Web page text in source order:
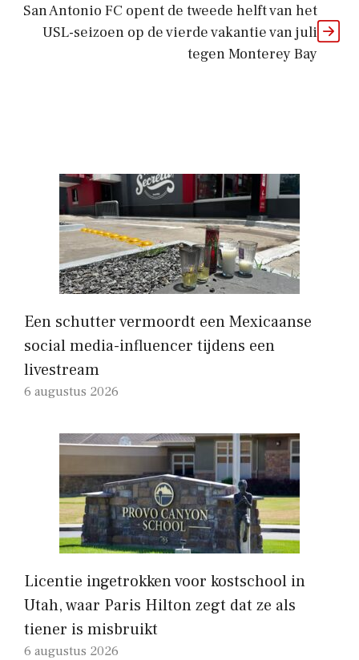
San Antonio FC opent de tweede helft van het
USL-seizoen op de vierde vakantie van juli
tegen Monterey Bay
Een schutter vermoordt een Mexicaanse
social media-influencer tijdens een
livestream
6 augustus 2026
Licentie ingetrokken voor kostschool in
Utah, waar Paris Hilton zegt dat ze als
tiener is misbruikt
6 augustus 2026